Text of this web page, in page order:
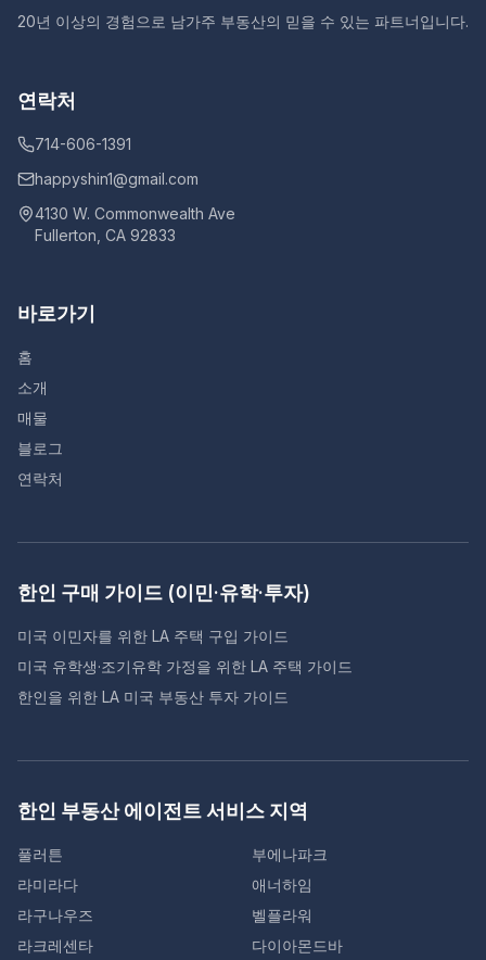
20년 이상의 경험으로 남가주 부동산의 믿을 수 있는 파트너입니다.
연락처
714-606-1391
happyshin1@gmail.com
4130 W. Commonwealth Ave
Fullerton, CA 92833
바로가기
홈
소개
매물
블로그
연락처
한인 구매 가이드 (이민·유학·투자)
미국 이민자를 위한 LA 주택 구입 가이드
미국 유학생·조기유학 가정을 위한 LA 주택 가이드
한인을 위한 LA 미국 부동산 투자 가이드
한인 부동산 에이전트 서비스 지역
풀러튼
부에나파크
라미라다
애너하임
라구나우즈
벨플라워
라크레센타
다이아몬드바